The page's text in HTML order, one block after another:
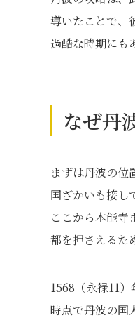
導いたことで、
過酷な時期にも
なぜ丹
まずは丹波の位
国ざかいも接し
ここから本能寺
都を押さえるた
1568（永禄11
時点で丹波の国